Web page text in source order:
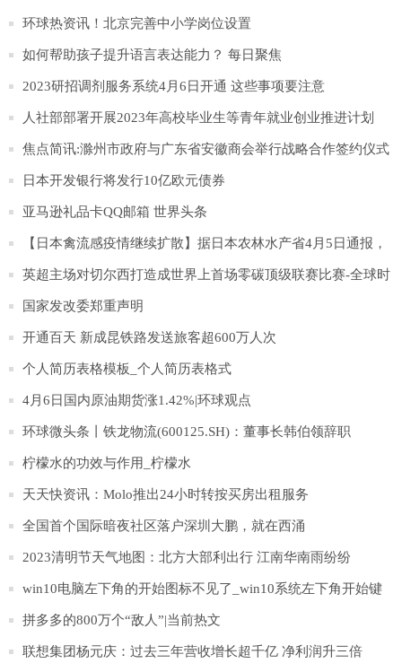
愿
环球热资讯！北京完善中小学岗位设置
如何帮助孩子提升语言表达能力？ 每日聚焦
2023研招调剂服务系统4月6日开通 这些事项要注意
人社部部署开展2023年高校毕业生等青年就业创业推进计划
焦点简讯:滁州市政府与广东省安徽商会举行战略合作签约仪式
日本开发银行将发行10亿欧元债券
亚马逊礼品卡QQ邮箱 世界头条
【日本禽流感疫情继续扩散】据日本农林水产省4月5日通报，
日本北海道千岁市一处农场发生高致病性H5N1型禽流感疫情。
这家农场饲养的约35万只蛋鸡以及同一城市与其有关的另一家
农场饲养的约4万只蛋鸡都将被扑杀。这是日本当前禽流感流行
季报告的第83起疫情。
英超主场对切尔西打造成世界上首场零碳顶级联赛比赛-全球时
讯
国家发改委郑重声明
开通百天 新成昆铁路发送旅客超600万人次
个人简历表格模板_个人简历表格式
4月6日国内原油期货涨1.42%|环球观点
环球微头条丨铁龙物流(600125.SH)：董事长韩伯领辞职
柠檬水的功效与作用_柠檬水
天天快资讯：Molo推出24小时转按买房出租服务
全国首个国际暗夜社区落户深圳大鹏，就在西涌
2023清明节天气地图：北方大部利出行 江南华南雨纷纷
win10电脑左下角的开始图标不见了_win10系统左下角开始键
不见|环球微头条
拼多多的800万个“敌人”|当前热文
联想集团杨元庆：过去三年营收增长超千亿 净利润升三倍